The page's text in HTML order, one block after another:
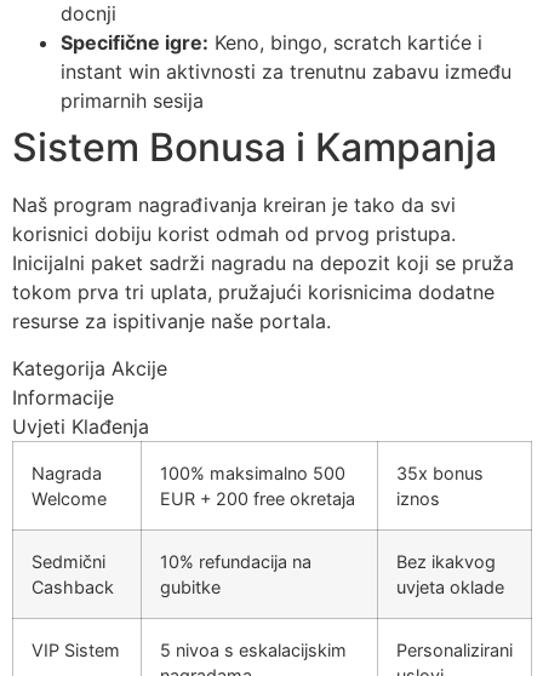
docnji
Specifične igre: Keno, bingo, scratch kartiće i
instant win aktivnosti za trenutnu zabavu između
primarnih sesija
Sistem Bonusa i Kampanja
Naš program nagrađivanja kreiran je tako da svi
korisnici dobiju korist odmah od prvog pristupa.
Iniciјalni paket sadrži nagradu na depozit koji se pruža
tokom prva tri uplata, pružajući korisnicima dodatne
resurse za ispitivanje naše portala.
Kategorija Akcije
Informacije
Uvjeti Klađenja
Nagrada
Welcome
100% maksimalno 500
EUR + 200 free okretaja
35x bonus
iznos
Sedmični
Cashback
10% refundacija na
gubitke
Bez ikakvog
uvjeta oklade
VIP Sistem
5 nivoa s eskalacijskim
Personalizirani